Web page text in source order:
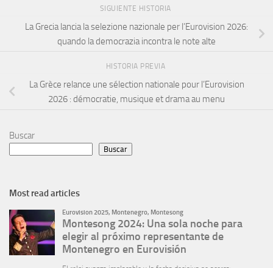
SIGUIENTE HISTORIA
La Grecia lancia la selezione nazionale per l’Eurovision 2026:
quando la democrazia incontra le note alte
HISTORIA PREVIA
La Grèce relance une sélection nationale pour l’Eurovision
2026 : démocratie, musique et drama au menu
Buscar
Buscar
Most read articles